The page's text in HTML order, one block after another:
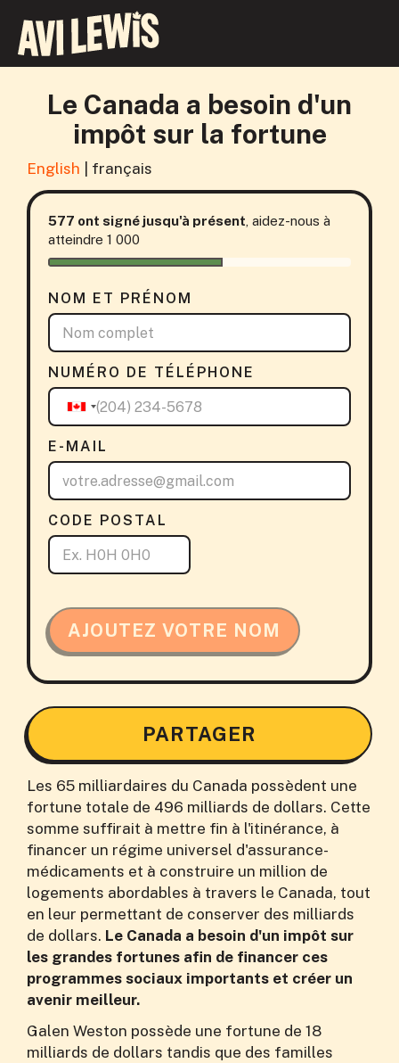
Les 65 milliardaires du Canada possèdent une
fortune totale de 496 milliards de dollars. Cette
somme suffirait à mettre fin à l'itinérance, à
financer un régime universel d'assurance-
médicaments et à construire un million de
logements abordables à travers le Canada, tout
en leur permettant de conserver des milliards
de dollars. Le Canada a besoin d'un impôt sur
les grandes fortunes afin de financer ces
programmes sociaux importants et créer un
avenir meilleur.
Galen Weston possède une fortune de 18
milliards de dollars tandis que des familles
Le Canada a besoin d'un
impôt sur la fortune
English français
577 ont signé jusqu'à présent , aidez-nous à
atteindre 1 000
NOM ET PRÉNOM
NUMÉRO DE TÉLÉPHONE
E-MAIL
CODE POSTAL
AJOUTEZ VOTRE NOM
PARTAGER